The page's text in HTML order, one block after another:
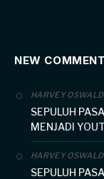
NEW
HARVEY OSWALD
SEPULUH
MENJADI
HARVEY OSWALD
SEPULUH